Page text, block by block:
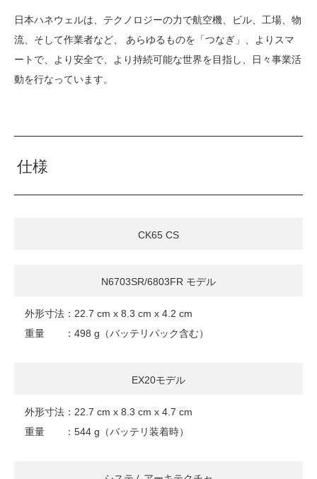
日本ハネウェルは、テクノロジーの力で航空機、ビル、工場、物
流、そして作業者など、 あらゆるものを「つなぎ」、よりスマ
ートで、より安全で、より持続可能な世界を目指し、日々事業活
動を行なっています。
仕様
CK65 CS
N6703SR/6803FR モデル
外形寸法：22.7 cm x 8.3 cm x 4.2 cm
重量 ：498 g（バッテリパック含む）
EX20モデル
外形寸法：22.7 cm x 8.3 cm x 4.7 cm
重量 ：544 g（バッテリ装着時）